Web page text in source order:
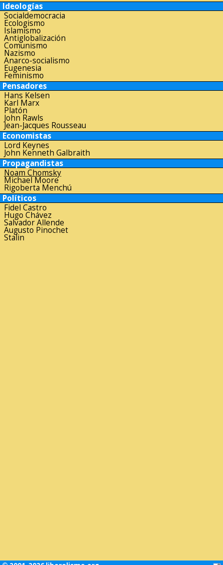
Ideologías
Socialdemocracia
Ecologismo
Islamismo
Antiglobalización
Comunismo
Nazismo
Anarco-socialismo
Eugenesia
Feminismo
Pensadores
Hans Kelsen
Karl Marx
Platón
John Rawls
Jean-Jacques Rousseau
Economistas
Lord Keynes
John Kenneth Galbraith
Propagandistas
Noam Chomsky
Michael Moore
Rigoberta Menchú
Políticos
Fidel Castro
Hugo Chávez
Salvador Allende
Augusto Pinochet
Stalin